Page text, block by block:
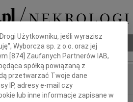
pogrzebowy
Użytkowniku, jeśli wyrazisz
Wyborcza sp. z o.o. oraz jej
[874 ] Zaufanych Partnerów IAB,
spółką powiązaną z
przetwarzać Twoje dane
IP, adresy e-mail czy
lub inne informacje zapisane w